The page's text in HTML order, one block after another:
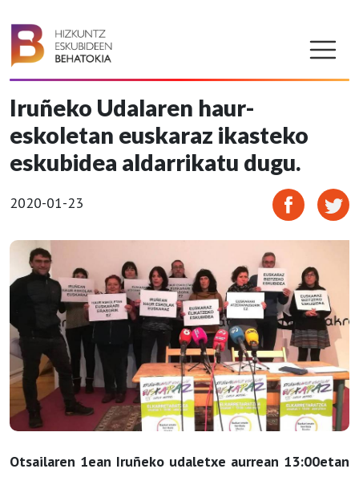
Iruñeko Udalaren haur-
eskoletan euskaraz ikasteko
eskubidea aldarrikatu dugu.
2020-01-23
Otsailaren 1ean Iruñeko udaletxe aurrean 13:00etan